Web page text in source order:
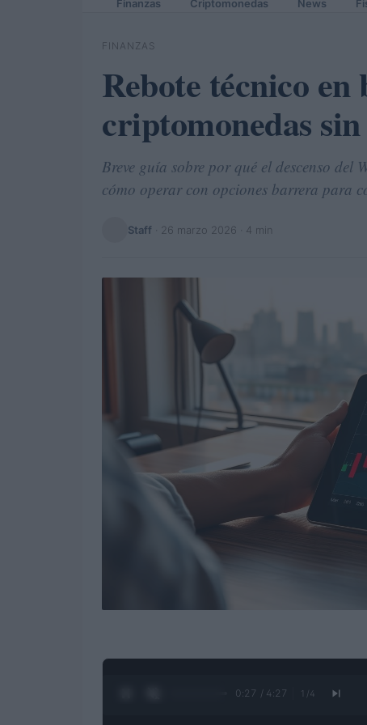
Finanzas Criptomonedas News
FINANZAS
Rebote técnico en
criptomonedas
Breve guía sobre por qué el descenso
cómo operar con opciones barrera para
Staff 26 marzo 2026 · 4 min
0:28 / 4:27 1 /4